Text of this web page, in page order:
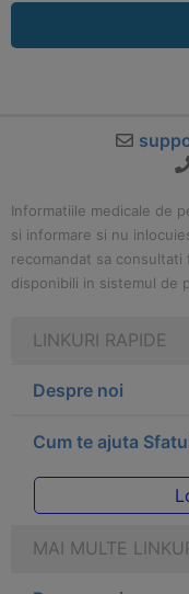
Informatiile medicale de
si informare si nu
recomandat sa
disponibili in sistemul de
LINKURI RAPIDE
Despre noi
Cum te ajuta
MAI MULTE